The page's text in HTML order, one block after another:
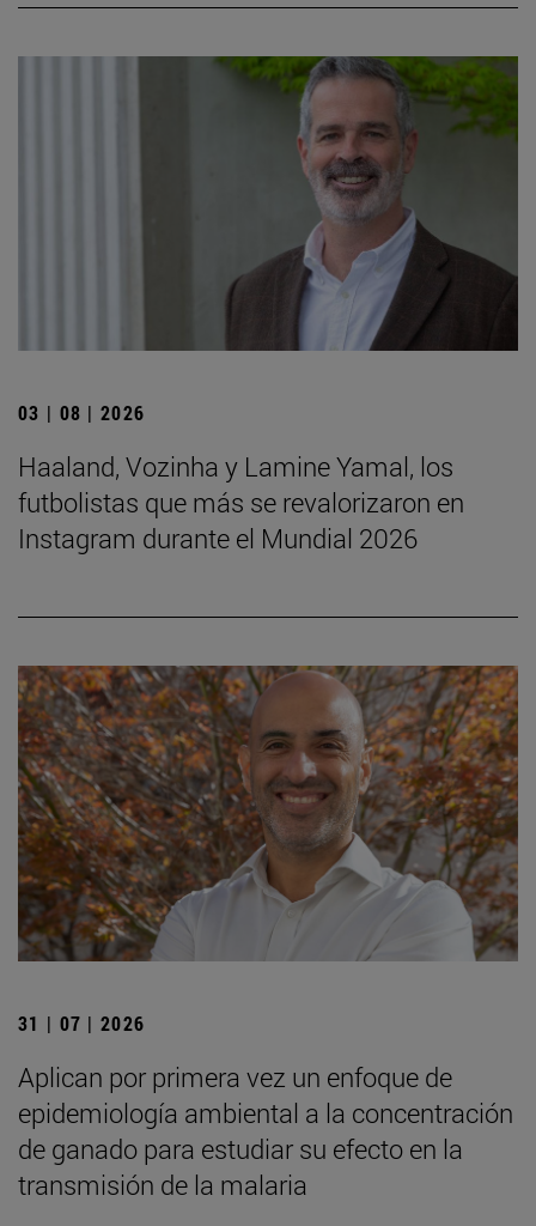
03 | 08 | 2026
Haaland, Vozinha y Lamine Yamal, los
futbolistas que más se revalorizaron en
Instagram durante el Mundial 2026
31 | 07 | 2026
Aplican por primera vez un enfoque de
epidemiología ambiental a la concentración
de ganado para estudiar su efecto en la
transmisión de la malaria